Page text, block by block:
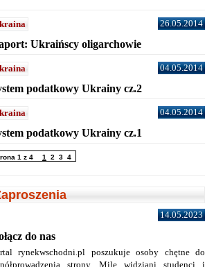
26.05.2014
Ukraińscy oligarchowie
04.05.2014
podatkowy Ukrainy cz.2
04.05.2014
podatkowy Ukrainy cz.1
1 z 4 1 2 3 4
14.05.2023
do nas
rynekwschodni.pl poszukuje osoby chętne do
strony. Mile widziani studenci i